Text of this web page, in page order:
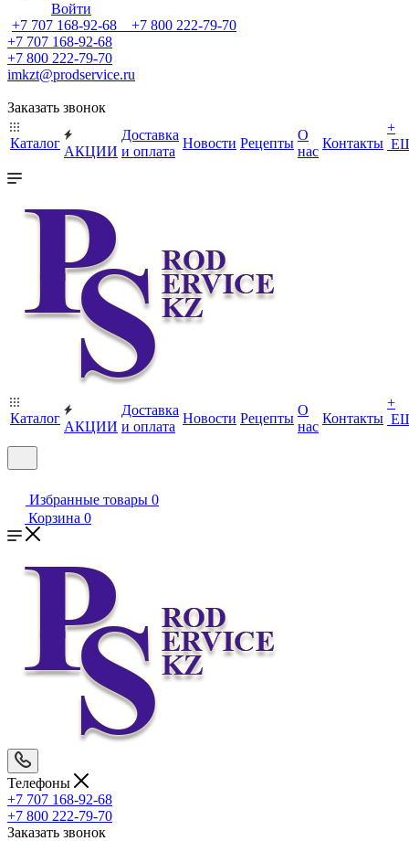
Войти
+7 707 168-92-68 +7 800 222-79-70
+7 707 168-92-68
+7 800 222-79-70
imkzt@prodservice.ru
Заказать звонок
Каталог
АКЦИИ
Доставка
и оплата
Новости Рецепты
О
нас
Контакты
+
Каталог
АКЦИИ
Доставка
и оплата
Новости Рецепты
О
нас
Контакты
+
Избранные товары 0
Корзина 0
Телефоны
+7 707 168-92-68
+7 800 222-79-70
Заказать звонок